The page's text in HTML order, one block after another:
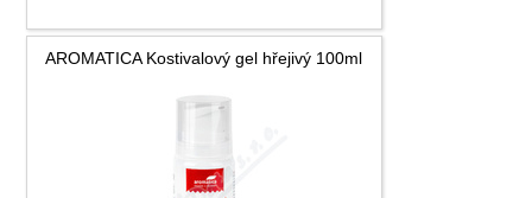
AROMATICA Kostivalový gel hřejivý 100ml